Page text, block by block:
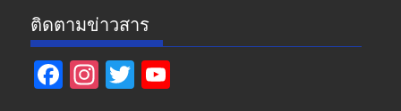
ติดตามข่าวสาร
F In T